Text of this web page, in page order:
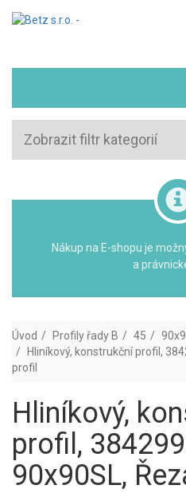
Zobrazit filtr kategorií
Nákup na E-shopu je
a
Úvod Profily řady B 45
Hliníkový, konstrukční profil,
profil
Hliníkový,
profil,
90x90SL,